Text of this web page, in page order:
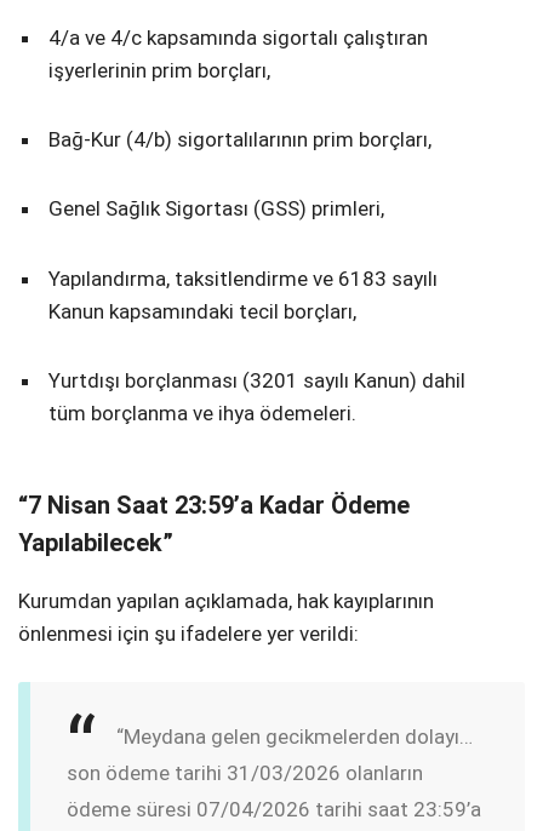
4/a ve 4/c kapsamında sigortalı çalıştıran
işyerlerinin prim borçları,
Bağ-Kur (4/b) sigortalılarının prim borçları,
Genel Sağlık Sigortası (GSS) primleri,
Yapılandırma, taksitlendirme ve 6183 sayılı
Kanun kapsamındaki tecil borçları,
Yurtdışı borçlanması (3201 sayılı Kanun) dahil
tüm borçlanma ve ihya ödemeleri.
“7 Nisan Saat 23:59’a Kadar Ödeme
Yapılabilecek”
Kurumdan yapılan açıklamada, hak kayıplarının
önlenmesi için şu ifadelere yer verildi:
“Meydana gelen gecikmelerden dolayı…
son ödeme tarihi 31/03/2026 olanların
ödeme süresi 07/04/2026 tarihi saat 23:59’a